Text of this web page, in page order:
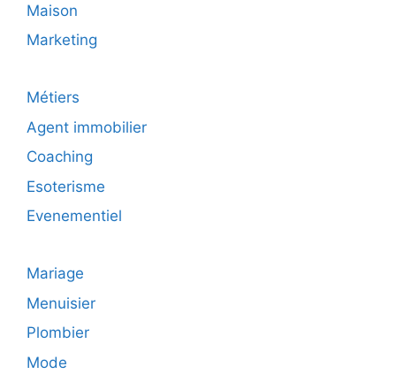
Maison
Marketing
Métiers
Agent immobilier
Coaching
Esoterisme
Evenementiel
Mariage
Menuisier
Plombier
Mode